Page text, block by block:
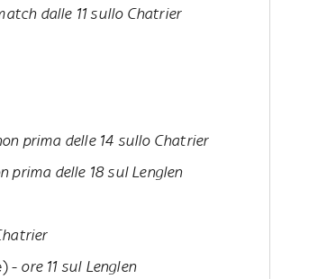
dalle 11 sullo Chatrier
prima delle 14 sullo Chatrier
prima delle 18 sul Lenglen
- ore 11 sul Lenglen